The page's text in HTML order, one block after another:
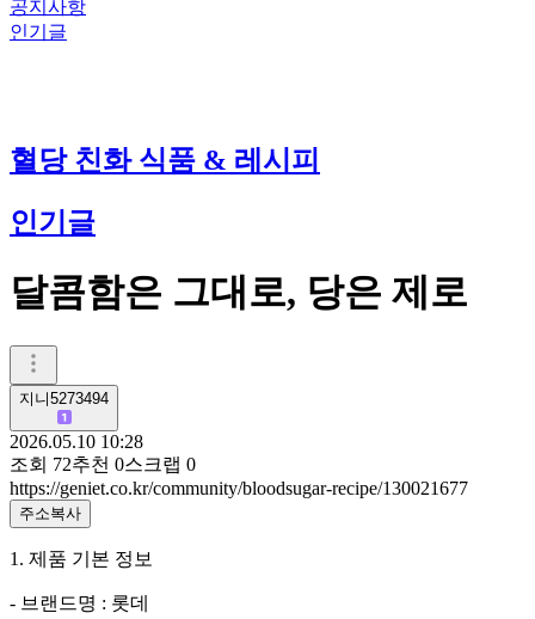
공지사항
인기글
혈당 친화 식품 & 레시피
인기글
달콤함은 그대로, 당은 제로
지니5273494
2026.05.10 10:28
조회 72추천 0스크랩 0
https://geniet.co.kr/community/bloodsugar-recipe/130021677
주소복사
1. 제품 기본 정보
- 브랜드명 : 롯데